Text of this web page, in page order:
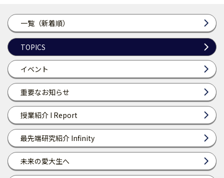
一覧（新着順）
TOPICS
イベント
重要なお知らせ
授業紹介 I Report
最先端研究紹介 Infinity
未来の愛大生へ